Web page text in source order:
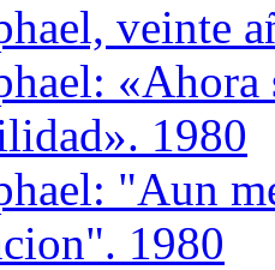
veinte
«Ahora
1980
"Aun
1980